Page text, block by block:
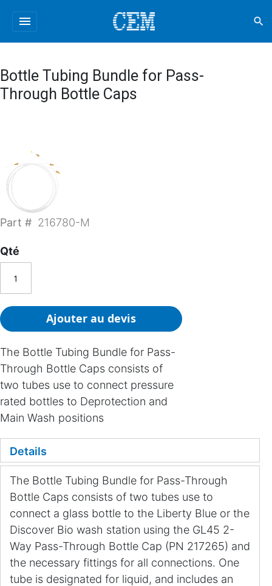
menu search
Bottle Tubing Bundle for Pass-
Through Bottle Caps
Part # 216780-M
Qté
Ajouter au devis
The Bottle Tubing Bundle for Pass-
Through Bottle Caps consists of
two tubes use to connect pressure
rated bottles to Deprotection and
Main Wash positions
Details
The Bottle Tubing Bundle for Pass-Through
Bottle Caps consists of two tubes use to
connect a glass bottle to the Liberty Blue or the
Discover Bio wash station using the GL45 2-
Way Pass-Through Bottle Cap (PN 217265) and
the necessary fittings for all connections. One
tube is designated for liquid, and includes an